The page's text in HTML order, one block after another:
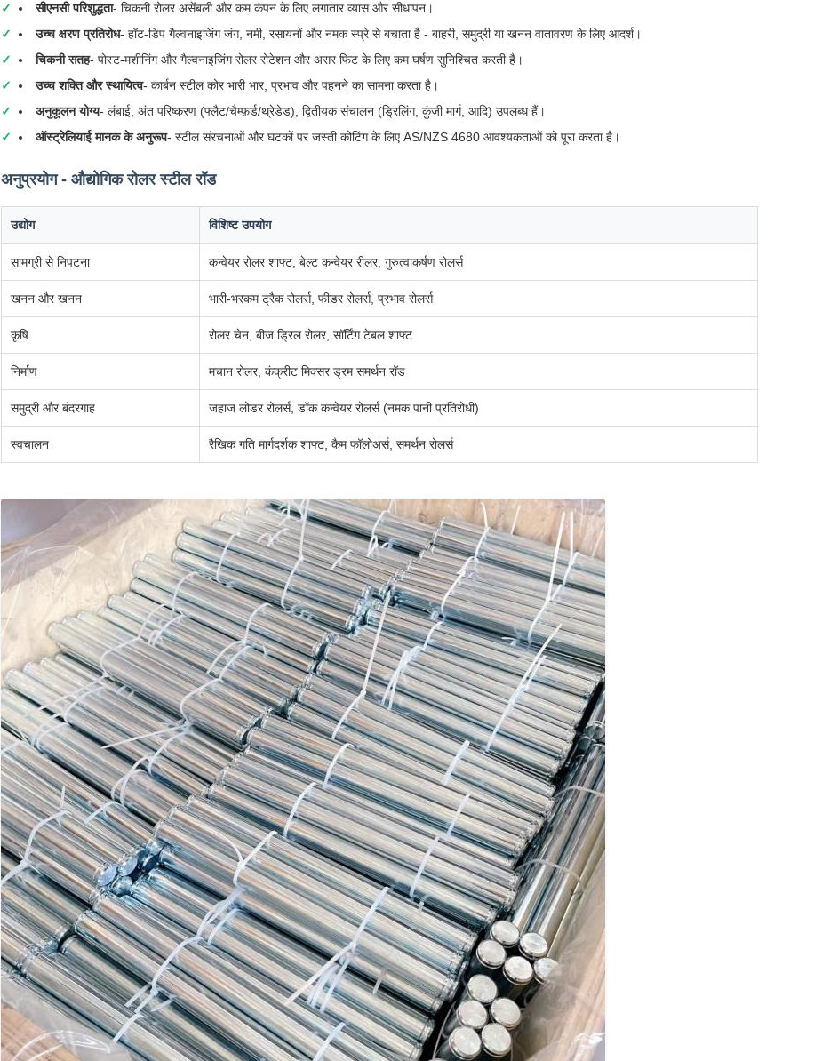
सीएनसी परिशुद्धता- चिकनी रोलर असेंबली और कम कंपन के लिए लगातार व्यास और सीधापन।
उच्च क्षरण प्रतिरोध- हॉट-डिप गैल्वनाइजिंग जंग, नमी, रसायनों और नमक स्प्रे से बचाता है - बाहरी, समुद्री या खनन वातावरण के लिए आदर्श।
चिकनी सतह- पोस्ट-मशीनिंग और गैल्वनाइजिंग रोलर रोटेशन और असर फिट के लिए कम घर्षण सुनिश्चित करती है।
उच्च शक्ति और स्थायित्व- कार्बन स्टील कोर भारी भार, प्रभाव और पहनने का सामना करता है।
अनुकूलन योग्य- लंबाई, अंत परिष्करण (फ्लैट/चैम्फ़र्ड/थ्रेडेड), द्वितीयक संचालन (ड्रिलिंग, कुंजी मार्ग, आदि) उपलब्ध हैं।
ऑस्ट्रेलियाई मानक के अनुरूप- स्टील संरचनाओं और घटकों पर जस्ती कोटिंग के लिए AS/NZS 4680 आवश्यकताओं को पूरा करता है।
अनुप्रयोग - औद्योगिक रोलर स्टील रॉड
उद्योग विशिष्ट उपयोग
सामग्री से निपटना कन्वेयर रोलर शाफ्ट, बेल्ट कन्वेयर रीलर, गुरुत्वाकर्षण रोलर्स
खनन और खनन भारी-भरकम ट्रैक रोलर्स, फीडर रोलर्स, प्रभाव रोलर्स
कृषि रोलर चेन, बीज ड्रिल रोलर, सॉर्टिंग टेबल शाफ्ट
निर्माण मचान रोलर, कंक्रीट मिक्सर ड्रम समर्थन रॉड
समुद्री और बंदरगाह जहाज लोडर रोलर्स, डॉक कन्वेयर रोलर्स (नमक पानी प्रतिरोधी)
स्वचालन रैखिक गति मार्गदर्शक शाफ्ट, कैम फॉलोअर्स, समर्थन रोलर्स